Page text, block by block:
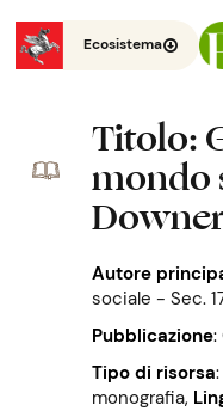
Ecosistema
Titolo:
mondo
Autore
sociale - Sec.
Pubblicazione:
Tipo di risorsa
monografia,